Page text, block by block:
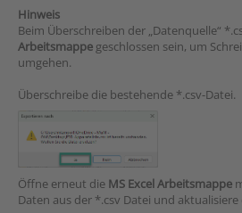
Hinweis
Beim Überschreiben der „Datenquelle“
Arbeitsmappe geschlossen sein, um
umgehen.
Überschreibe die bestehende *.csv-Datei.
Öffne erneut die MS Excel Arbeitsmappe
Daten aus der *.csv Datei und